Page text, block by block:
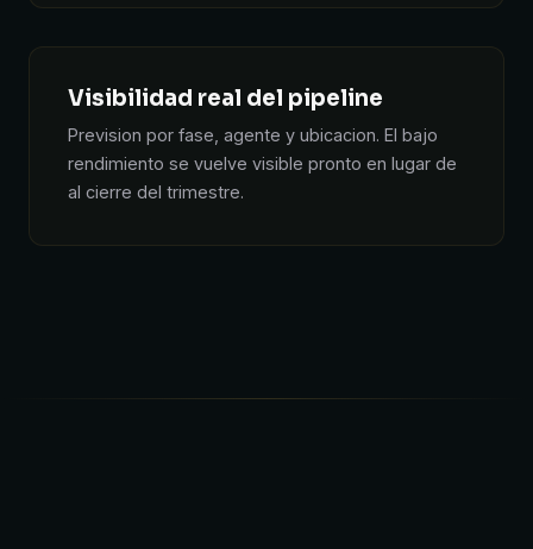
Visibilidad real del pipeline
Prevision por fase, agente y ubicacion. El bajo
rendimiento se vuelve visible pronto en lugar de
al cierre del trimestre.